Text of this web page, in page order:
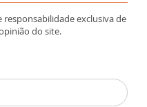
responsabilidade exclusiva de
do site.